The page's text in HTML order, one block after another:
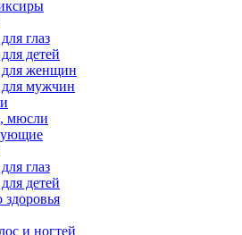
глаз
детей
женщин
мужчин
мюсли
глаз
детей
и ногтей